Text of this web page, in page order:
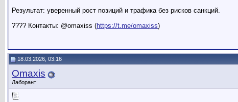
Результат: уверенный рост позиций и трафика без рисков санкций.
???? Контакты: @omaxiss (https://t.me/omaxiss)
18.03.2026, 03:16
Omaxis
Лаборант